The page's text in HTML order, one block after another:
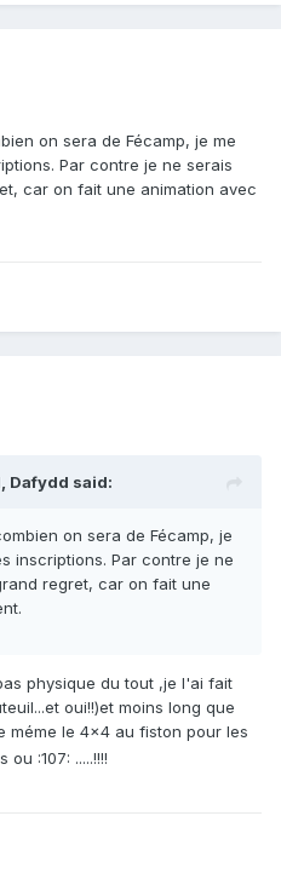
on sera de Fécamp, je me
Par contre je ne serais
car on fait une animation avec
Dafydd said:
on sera de Fécamp, je
inscriptions. Par contre je ne
regret, car on fait une
physique du tout ,je l'ai fait
oui!!)et moins long que
méme le 4x4 au fiston pour les
ou :107: .....!!!!